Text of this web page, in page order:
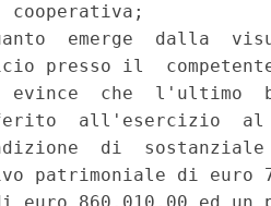
cooperativa;
emerge  dalla
presso il
che  l'ultimo
all'esercizio  al
di
patrimoniale di euro